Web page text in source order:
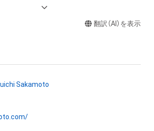
り出した音を小節内の楽譜と同じ正しい位置
置を調整し、1秒前に配置しています。
Mr. Lawrence” by Ryuichi Sakamoto
signature pieces, “Merry
- 2021”, was recorded at Bunkamura
July 30th, 2021, while fighting against
of this work in 2021. The 595 music
す。すなわち、本ＮＦＴ又は本コンテンツに
せん。
Ｔ等の保有者であっても、本コンテンツの権
及び株式会社幻冬舎（またはこれらの者の
委託先）から別途の承諾を得ずに、個人によ
た利用、商用利用その他の法律上権利者の
翻訳（AI）を表示
Sakamoto